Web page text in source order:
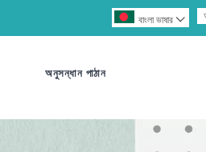
বাংলা ভাষার 
অনুসন্ধান পাঠান